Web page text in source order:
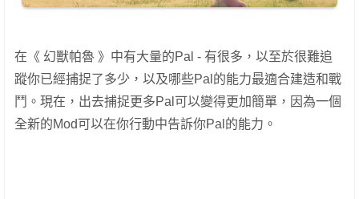
在《 幻獸帕魯 》中有大量的Pal - 有很多，以至於很難追
蹤你已經捕捉了多少，以及哪些Pal的能力最適合建造和戰
鬥。現在，出去捕捉更多Pal可以變得更加簡單，因為一個
全新的Mod可以在你行動中告訴你Pal的能力。